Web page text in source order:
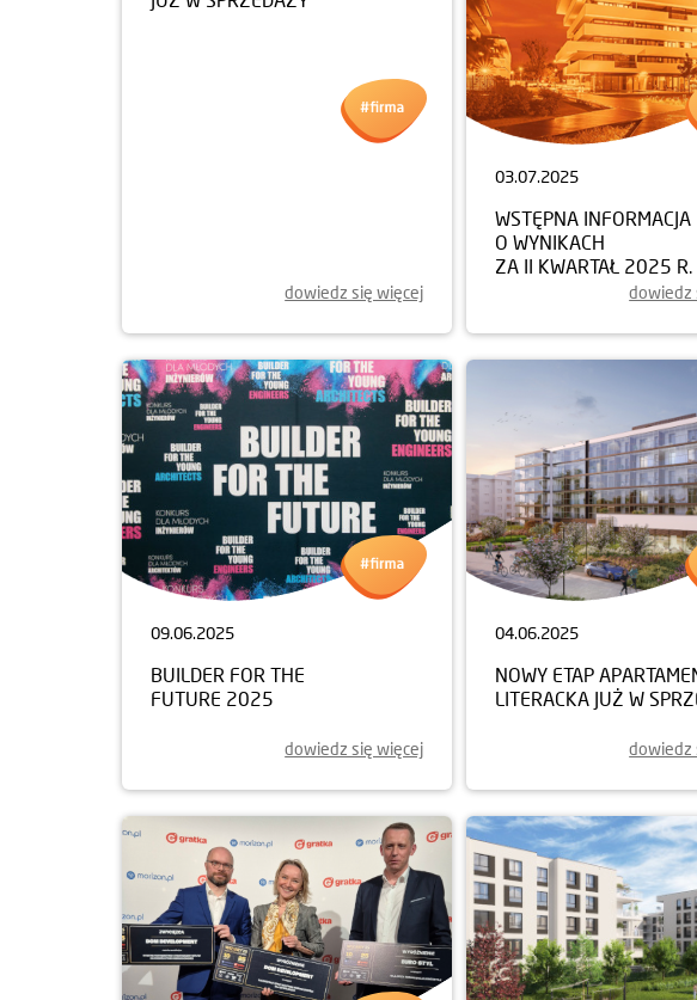
dowiedz się więcej
03.07.2025
WSTĘPNA INFORMACJA
O WYNIKACH
ZA II KWARTAŁ 2025 R.
dowiedz
09.06.2025
BUILDER FOR THE
FUTURE 2025
dowiedz się więcej
04.06.2025
NOWY ETAP
LITERACKA JUŻ W
dowiedz